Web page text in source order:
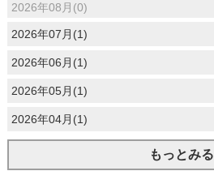
2026年08月(0)
2026年07月(1)
2026年06月(1)
2026年05月(1)
2026年04月(1)
もっとみる